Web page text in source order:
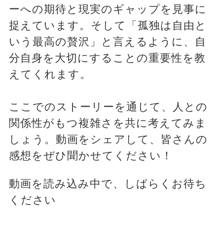
ーへの期待と現実のギャップを見事に
捉えています。そして「孤独は自由と
いう最高の贅沢」と言えるように、自
分自身を大切にすることの重要性を教
えてくれます。
ここでのストーリーを通じて、人との
関係性がもつ複雑さを共に考えてみま
しょう。動画をシェアして、皆さんの
感想をぜひ聞かせてください！
動画を読み込み中で、しばらくお待ち
ください